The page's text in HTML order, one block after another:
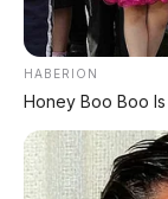
Interior L9
membentang
dengan rasio
dimanjakan
digeser
Keempat
HABERION
Honey Boo Boo